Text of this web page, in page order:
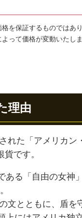
を保証するものではあ
って価格が変動いたしま
理由
れた「アメリカン
です。
ある「自由の女神
文とともに、盾